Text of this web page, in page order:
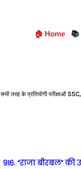
🏠 Home 📚
सभी तरह के प्रतियोगी परीक्षाओं
916. “राजा बीरबल”